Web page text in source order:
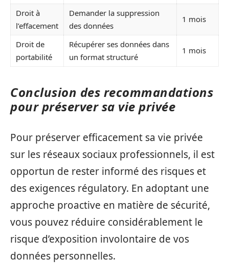
Droit à
l’effacement
Demander la suppression
des données
1 mois
Droit de
portabilité
Récupérer ses données dans
un format structuré
1 mois
Conclusion des recommandations
pour préserver sa vie privée
Pour préserver efficacement sa vie privée
sur les réseaux sociaux professionnels, il est
opportun de rester informé des risques et
des exigences régulatory. En adoptant une
approche proactive en matière de sécurité,
vous pouvez réduire considérablement le
risque d’exposition involontaire de vos
données personnelles.